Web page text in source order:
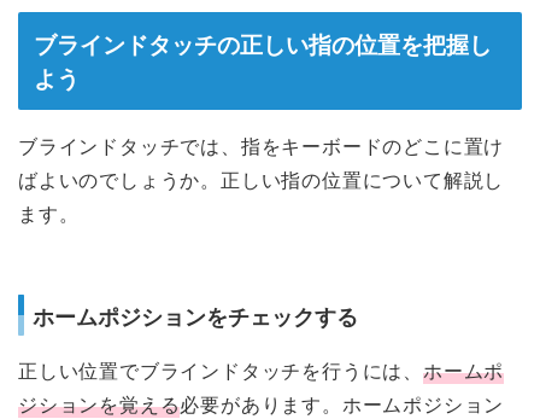
ブラインドタッチの正しい指の位置を把握し
よう
ブラインドタッチでは、指をキーボードのどこに置け
ばよいのでしょうか。正しい指の位置について解説し
ます。
ホームポジションをチェックする
正しい位置でブラインドタッチを行うには、 ホームポ
ジションを覚える必要があります。ホームポジション